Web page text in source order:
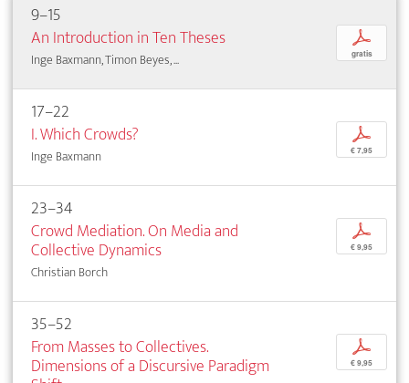
9–15
An Introduction in Ten Theses
Inge Baxmann, Timon Beyes, ...
p
gratis
17–22
I. Which Crowds?
Inge Baxmann
p
€ 7,95
23–34
Crowd Mediation. On Media and
Collective Dynamics
Christian Borch
p
€ 9,95
35–52
From Masses to Collectives.
Dimensions of a Discursive Paradigm
p
€ 9,95